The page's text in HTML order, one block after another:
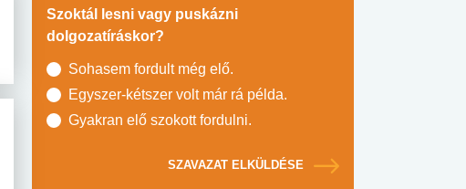
Szoktál lesni vagy puskázni
dolgozatíráskor?
Sohasem fordult még elő.
Egyszer-kétszer volt már rá példa.
Gyakran elő szokott fordulni.
SZAVAZAT ELKÜLDÉSE